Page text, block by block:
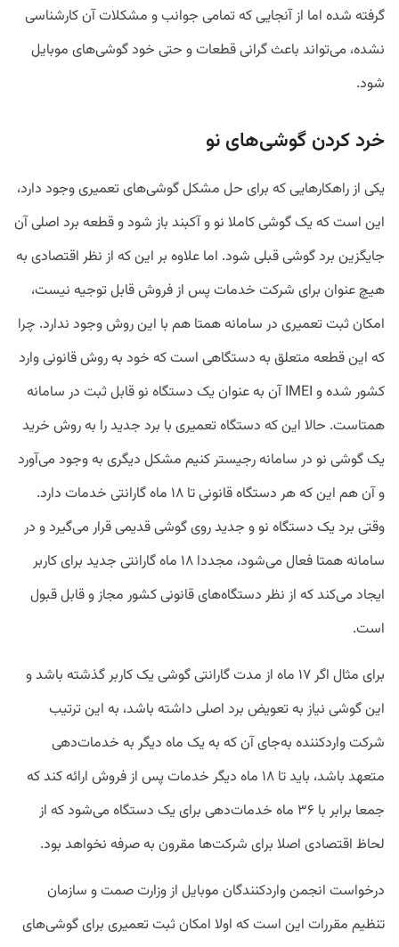
گرفته شده اما از آنجایی که تمامی جوانب و مشکلات آن کارشناسی
نشده، می‌تواند باعث گرانی قطعات و حتی خود گوشی‌های موبایل
شود.
خرد کردن گوشی‌های نو
یکی از راهکار‌هایی که برای حل مشکل گوشی‌های تعمیری وجود دارد،
این است که یک گوشی کاملا نو ‌و آکبند باز شود و قطعه برد اصلی آن
جایگزین برد گوشی قبلی شود. اما علاوه بر این که از نظر اقتصادی به
هیچ عنوان برای شرکت خدمات پس از فروش قابل توجیه نیست،
امکان ثبت تعمیری در سامانه همتا هم با این روش وجود ندارد. چرا
که این قطعه متعلق به دستگاهی است که خود به روش قانونی وارد
کشور شده و IMEI آن به عنوان یک دستگاه نو قابل ثبت در سامانه
همتاست. حالا این که دستگاه تعمیری با برد جدید را به روش خرید
یک گوشی نو در سامانه رجیستر کنیم مشکل دیگری به وجود می‌آورد
و آن هم این که هر دستگاه قانونی تا ۱۸ ماه گارانتی خدمات دارد.
وقتی برد یک دستگاه نو و جدید روی گوشی قدیمی قرار می‌گیرد و در
سامانه همتا فعال می‌شود، مجددا ۱۸ ماه گارانتی جدید برای کاربر
ایجاد می‌کند که از نظر دستگاه‌های قانونی کشور مجاز و قابل قبول
است.
برای مثال اگر ۱۷ ماه از مدت گارانتی گوشی یک کاربر گذشته باشد و
این گوشی نیاز به تعویض برد اصلی داشته باشد، به این ترتیب
شرکت واردکننده به‌جای آن که به یک ماه دیگر به خدمات‌دهی
متعهد باشد، باید تا ۱۸ ماه دیگر خدمات پس از فروش ارائه کند که
جمعا برابر با ۳۶ ماه خدمات‌دهی برای یک دستگاه می‌شود که از
لحاظ اقتصادی اصلا برای شرکت‌ها مقرون به صرفه نخواهد بود.
درخواست انجمن واردکنندگان موبایل از وزارت صمت و سازمان
تنظیم مقررات این است که اولا امکان ثبت تعمیری برای گوشی‌های